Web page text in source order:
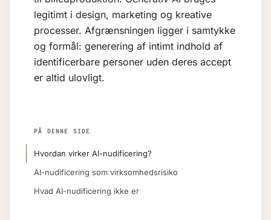
legitimt i design, marketing og kreative
processer. Afgrænsningen ligger i samtykke
og formål: generering af intimt indhold af
identificerbare personer uden deres accept
er altid ulovligt.
PÅ DENNE SIDE
Hvordan virker AI-nudificering?
AI-nudificering som virksomhedsrisiko
Hvad AI-nudificering ikke er